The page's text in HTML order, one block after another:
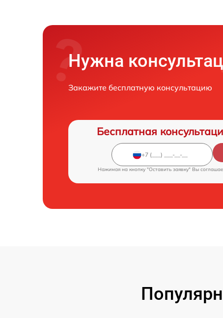
Нужна
Закажите бесплатную консультацию
Бесплатная
Нажимая на кнопку "Оставить заявку" Вы